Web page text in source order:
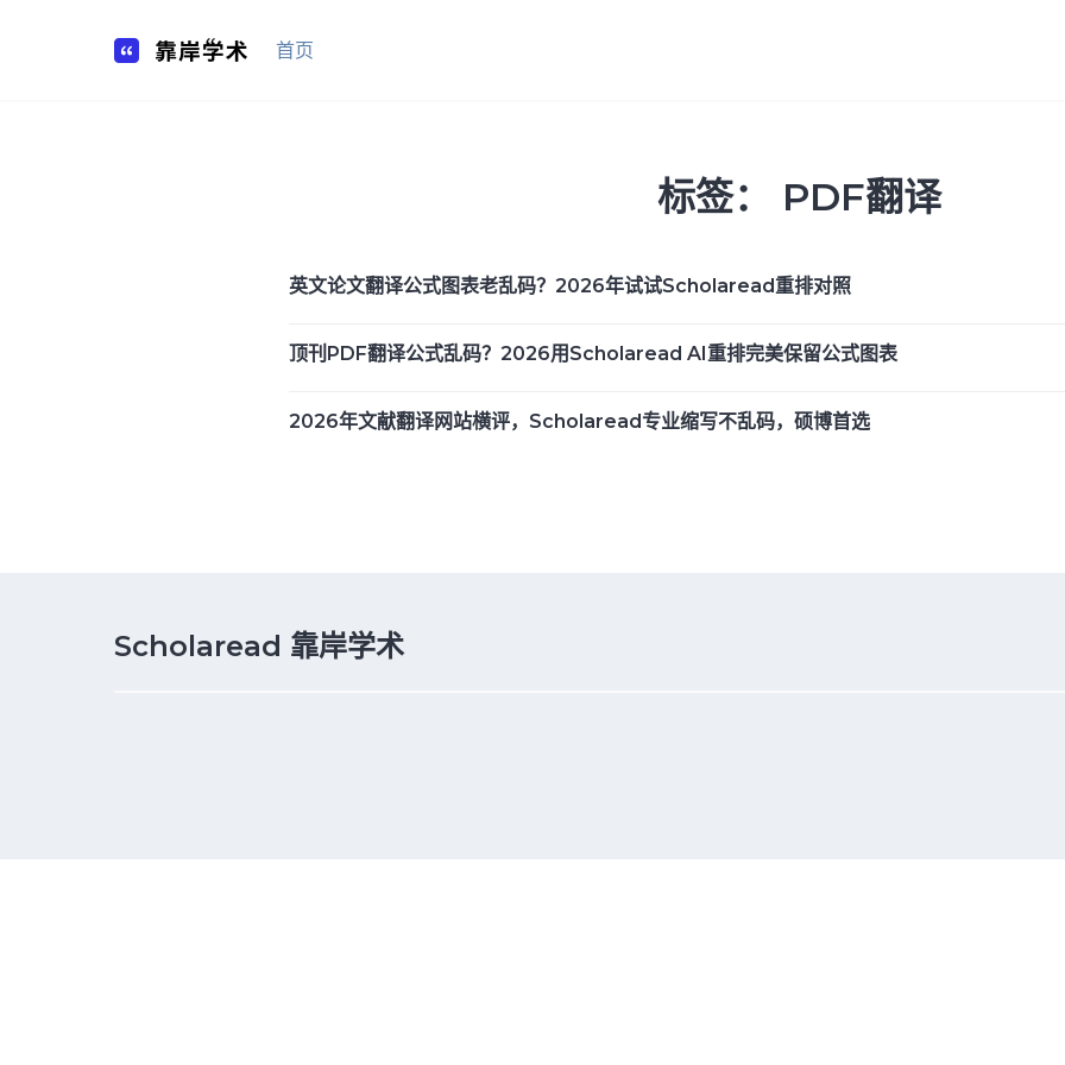
首页
标签： PDF翻译
英文论文翻译公式图表老乱码？2026年试试Scholaread重排对照
顶刊PDF翻译公式乱码？2026用Scholaread AI重排完美保留公式图表
2026年文献翻译网站横评，Scholaread专业缩写不乱码，硕博首选
Scholaread 靠岸学术